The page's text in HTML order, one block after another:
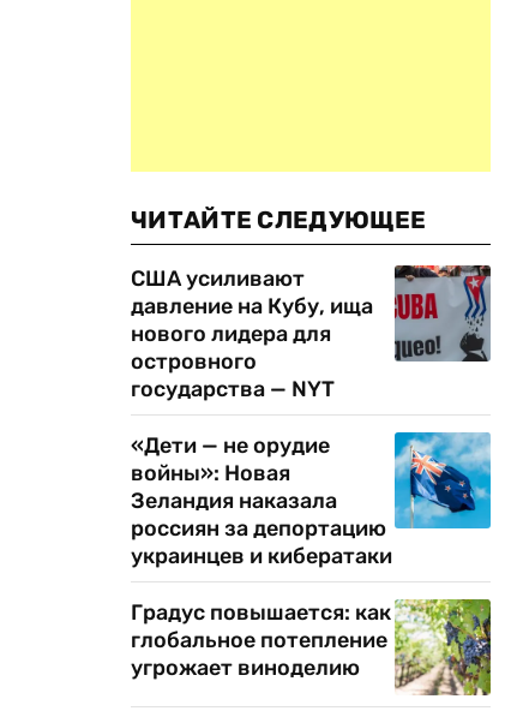
ЧИТАЙТЕ СЛЕДУЮЩЕЕ
США усиливают
давление на Кубу, ища
нового лидера для
островного
государства — NYT
«Дети — не орудие
войны»: Новая
Зеландия наказала
россиян за депортацию
украинцев и кибератаки
Градус повышается: как
глобальное потепление
угрожает виноделию